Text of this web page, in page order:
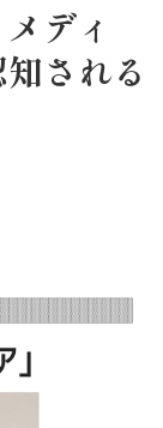
ディ
される